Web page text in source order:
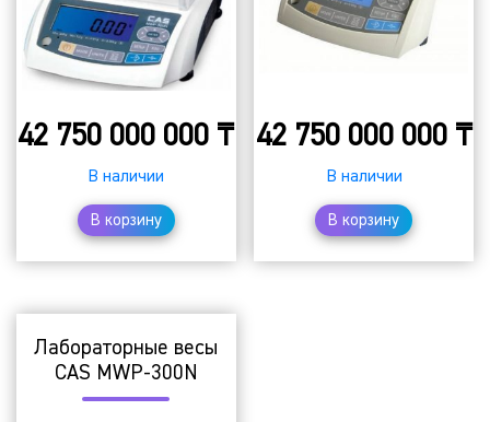
42 750 000 000 ₸
В наличии
В корзину
42 750 000 000 ₸
В наличии
В корзину
Лабораторные весы
CAS MWP-300N